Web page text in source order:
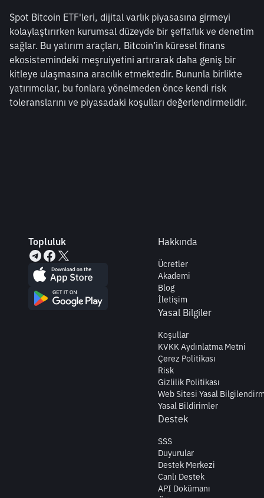
Spot Bitcoin ETF'leri, dijital varlık piyasasına girmeyi
kolaylaştırırken kurumsal düzeyde bir şeffaflık ve denetim
sağlar. Bu yatırım araçları, Bitcoin’in küresel finans
ekosistemindeki meşruiyetini artırarak daha geniş bir
kitleye ulaşmasına aracılık etmektedir. Bununla birlikte
yatırımcılar, bu fonlara yönelmeden önce kendi risk
toleranslarını ve piyasadaki koşulları değerlendirmelidir.
Topluluk Hakkında
Ücretler
Akademi
Blog
İletişim
Yasal Bilgiler
Koşullar
KVKK Aydınlatma Metni
Çerez Politikası
Risk
Gizlilik Politikası
Web Sitesi Yasal
Yasal Bildirimler
Destek
SSS
Duyurular
Destek Merkezi
Canlı Destek
API Dokümanı